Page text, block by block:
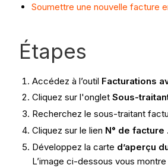
Soumettre une nouvelle facture
Étapes
Accédez à l’outil Facturations
Cliquez sur l'ongletSous-
Recherchez le sous-traitant
Cliquez sur le lien N° de facture .
Développez la carte d’aperçu
L’image ci-dessous vous